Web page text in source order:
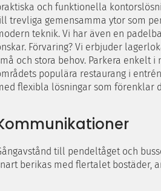
och funktionella
trevliga gemensamma ytor som
teknik. Vi har även en
Förvaring? Vi erbjuder
och stora behov. Parkera enkelt
populära restaurang i
flexibla lösningar som förenklar
till pendeltåget och
berikas med flertalet bostäder,